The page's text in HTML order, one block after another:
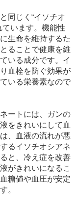
同じく“イソチオ
ています。機能性
生命を維持するた
ることで健康を維
いる成分です。イ
血栓を防ぐ効果が
いる栄養素なので
ートには、ガンの
をきれいにして血
、血液の流れが悪
るイソチオシアネ
と、冷え症を改善
がきれいになるこ
糖値や血圧が安定
。